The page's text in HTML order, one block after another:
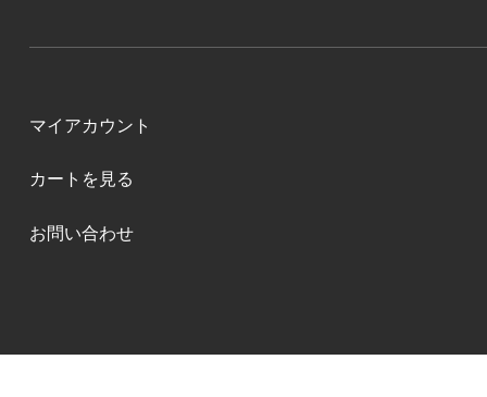
マイアカウント
カートを見る
お問い合わせ